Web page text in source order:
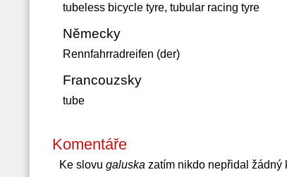
tubeless bicycle tyre, tubular racing tyre
Německy
Rennfahrradreifen (der)
Francouzsky
tube
Komentáře
Ke slovu galuska zatím nikdo nepřidal žádný